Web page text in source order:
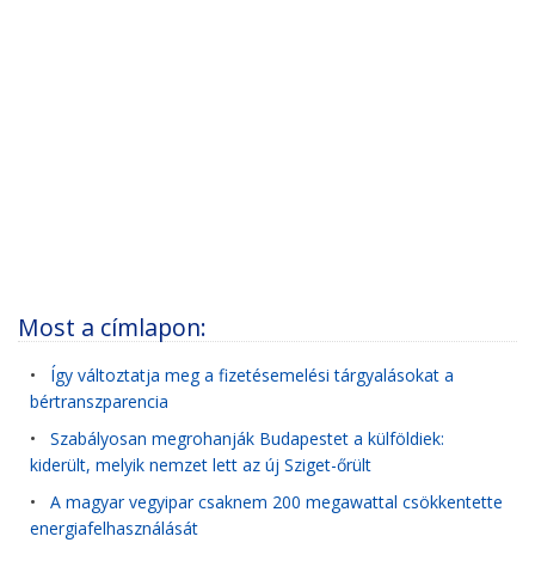
Most a címlapon:
• Így változtatja meg a fizetésemelési tárgyalásokat a
bértranszparencia
• Szabályosan megrohanják Budapestet a külföldiek:
kiderült, melyik nemzet lett az új Sziget-őrült
• A magyar vegyipar csaknem 200 megawattal csökkentette
energiafelhasználását